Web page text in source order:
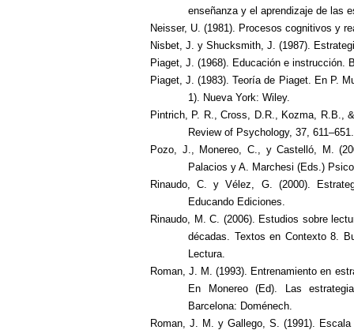
enseñanza y el aprendizaje de las
Neisser, U. (1981). Procesos cognitivos y
Nisbet, J. y Shucksmith, J. (1987).
Piaget, J. (1968). Educación e instrucción.
Piaget, J. (1983). Teoría de Piaget. En P.
1). Nueva York: Wiley.
Pintrich, P. R., Cross, D.R., Kozma, R.B.,
Review of Psychology, 37,
Pozo, J., Monereo, C., y Castelló, M.
Palacios y A. Marchesi (Eds.)
Rinaudo, C. y Vélez, G. (2000).
Educando Ediciones.
Rinaudo, M. C. (2006). Estudios sobre
décadas. Textos en Contexto 8.
Lectura.
Roman, J. M. (1993). Entrenamiento en
En Monereo (Ed). Las
Barcelona: Doménech.
Roman, J. M. y Gallego, S. (1991).